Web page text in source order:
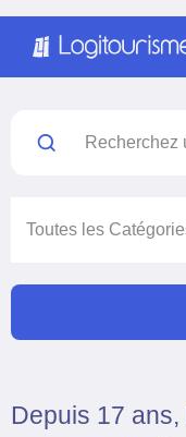
Depuis 17 ans,